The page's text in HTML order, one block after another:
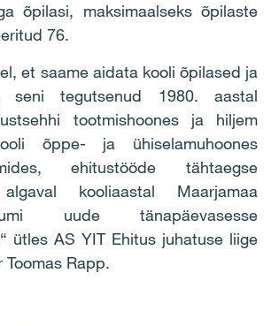
õpilasi, maksimaalseks õpilaste
76.
et saame aidata kooli õpilased ja
seni tegutsenud 1980. aastal
tootmishoones ja hiljem
õppe- ja ühiselamuhoones
ehitustööde tähtaegse
kooliaastal Maarjamaa
uude tänapäevasesse
ütles AS YIT Ehitus juhatuse liige
Rapp.